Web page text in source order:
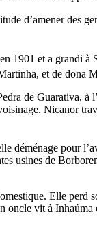
d’amener des
1901 et a grandi
et de dona
de Guarativa,
Nicanor
pour
usines de
Elle perd
vit à Inhaúma